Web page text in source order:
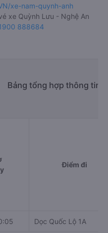
xe-nam-quynh-anh
xe Quỳnh Lưu - Nghệ An
888684
Bảng tổng hợp thông tin
Điểm đi
Dọc Quốc Lộ 1A